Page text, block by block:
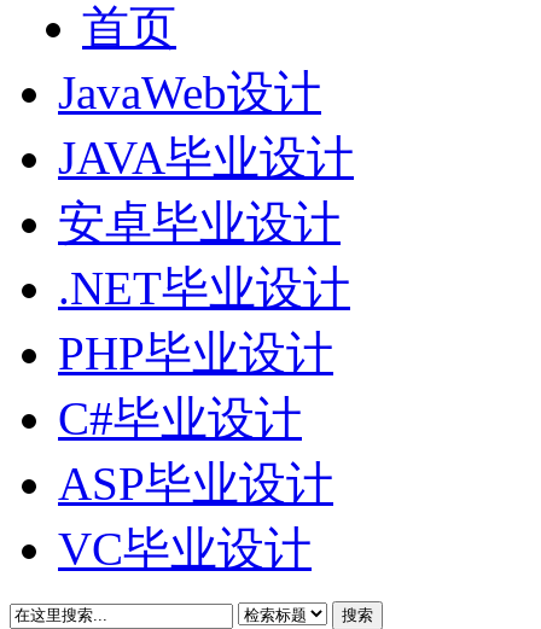
首页
JavaWeb设计
JAVA毕业设计
安卓毕业设计
.NET毕业设计
PHP毕业设计
C#毕业设计
ASP毕业设计
VC毕业设计
搜索